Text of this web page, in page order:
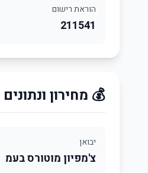
הוראת רישום
211541
💰 מחירון ונתונים
יבואן
צ'מפיון מוטורס בעמ